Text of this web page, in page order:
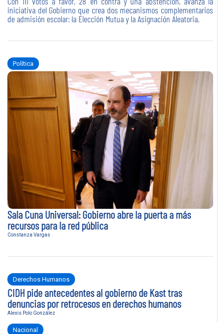
iniciativa del Gobierno que crea dos mecanismos complementarios
de admisión escolar: la Elección Mutua y la Asignación Aleatoria.
Política
Sala Cuna Universal: Gobierno abre la puerta a más
recursos para la red pública
Constanza Vargas
Derechos Humanos
CIDH pide antecedentes al gobierno de Kast tras
denuncias por retrocesos en derechos humanos
Alexis Polo González
Nacional